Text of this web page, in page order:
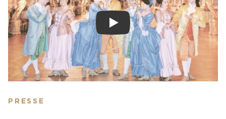
Play
PRESSE